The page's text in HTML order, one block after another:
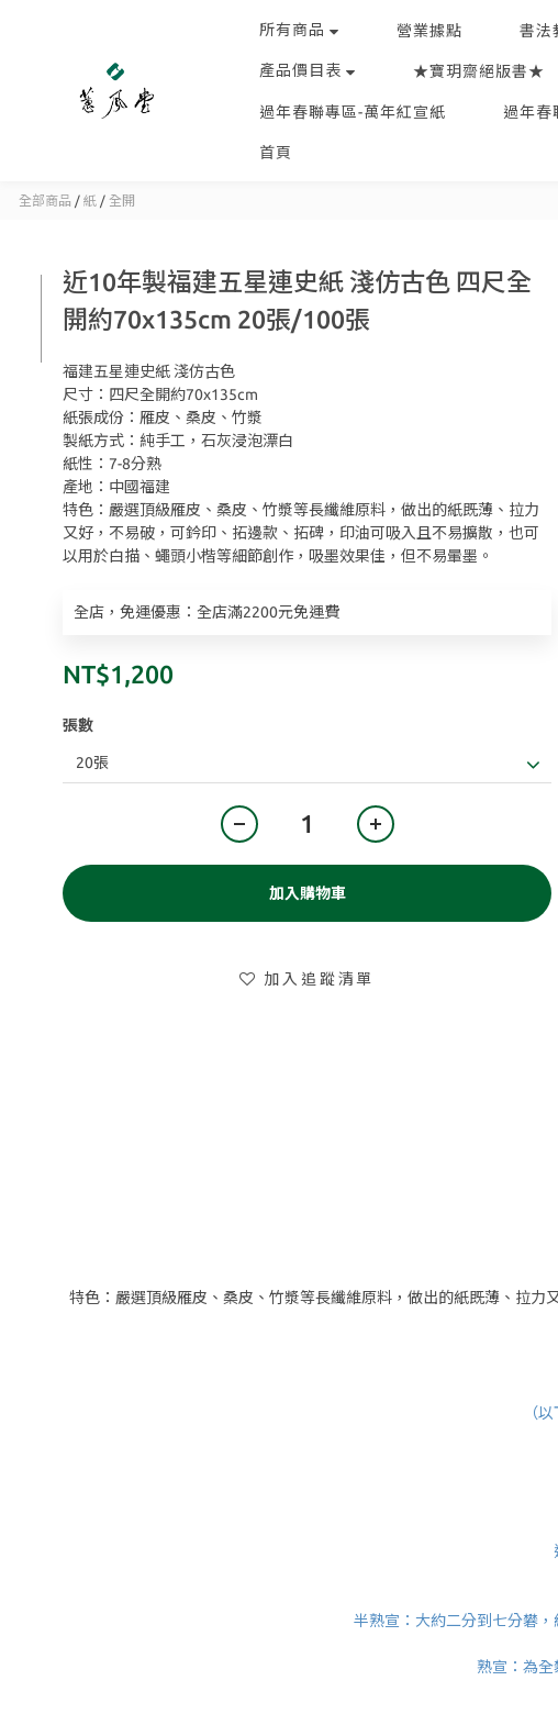
所有商品 營業據點 書法
產品價目表 ★寶玥齋絕版書★
過年春聯專區-萬年紅宣紙 過年春
首頁
全部商品 / 紙 / 全開
近10年製福建五星連史紙 淺仿古色 四尺全
開約70x135cm 20張/100張
福建五星連史紙 淺仿古色
尺寸：四尺全開約70x135cm
紙張成份：雁皮、桑皮、竹漿
製紙方式：純手工，石灰浸泡漂白
紙性：7-8分熟
產地：中國福建
特色：嚴選頂級雁皮、桑皮、竹漿等長纖維原料，做出的紙既薄、拉力
又好，不易破，可鈐印、拓邊款、拓碑，印油可吸入且不易擴散，也可
以用於白描、蠅頭小楷等細節創作，吸墨效果佳，但不易暈墨。
全店，免運優惠：全店滿2200元免運費
NT$1,200
張數
加入購物車
加入追蹤清單
特色：嚴選頂級雁皮、桑皮、竹漿等長纖維原料，做出的紙既薄、拉
（
半熟宣：大約二分到七分礬
熟宣：為全